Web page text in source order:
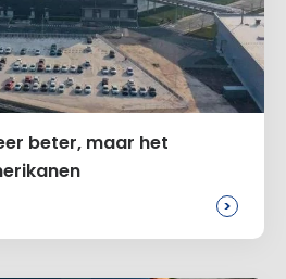
beter, maar het
>